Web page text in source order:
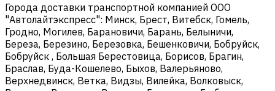
Города доставки транспортной компанией ООО
"Автолайтэкспресс": Минск, Брест, Витебск, Гомель,
Гродно, Могилев, Барановичи, Барань, Белыничи,
Береза, Березино, Березовка, Бешенковичи, Бобруйск,
Бобруйск , Большая Берестовица, Борисов, Брагин,
Браслав, Буда-Кошелево, Быхов, Валерьяново,
Верхнедвинск, Ветка, Видзы, Вилейка, Волковыск,